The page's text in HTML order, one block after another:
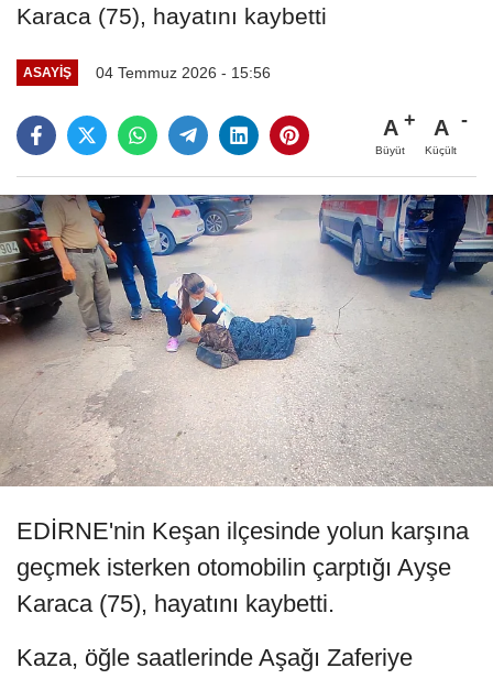
Karaca (75), hayatını kaybetti
ASAYIŞ 04 Temmuz 2026 - 15:56
A
Büyüt
A
Küçült
EDİRNE'nin Keşan ilçesinde yolun karşına
geçmek isterken otomobilin çarptığı Ayşe
Karaca (75), hayatını kaybetti.
Kaza, öğle saatlerinde Aşağı Zaferiye